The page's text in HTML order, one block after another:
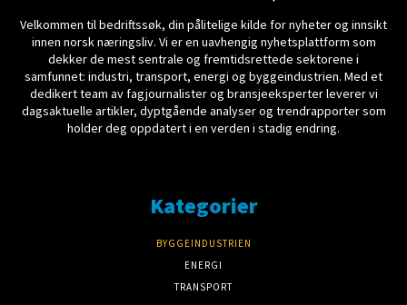
Velkommen til bedriftssøk, din pålitelige kilde for nyheter og innsikt
innen norsk næringsliv. Vi er en uavhengig nyhetsplattform som
dekker de mest sentrale og fremtidsrettede sektorene i
samfunnet: industri, transport, energi og byggeindustrien. Med et
dedikert team av fagjournalister og bransjeeksperter leverer vi
dagsaktuelle artikler, dyptgående analyser og trendrapporter som
holder deg oppdatert i en verden i stadig endring.
Kategorier
BYGGEINDUSTRIEN
ENERGI
TRANSPORT